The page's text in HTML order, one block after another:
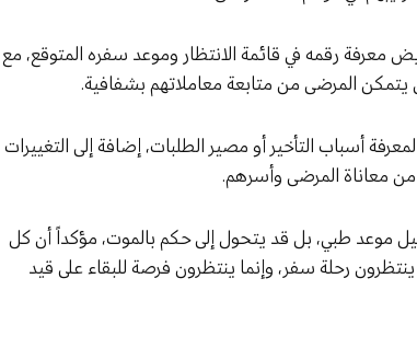
رقمه في قائمة الانتظار وموعد سفره المتوقع، مع
المرضى من متابعة معاملاتهم بشفافية.
أسباب التأخير أو مصير الطلبات، إضافة إلى التغييرات
من معاناة المرضى وأسرهم.
موعد طبي، بل قد يتحول إلى حكم بالموت، مؤكداً أن كل
رحلة سفر، وإنما ينتظرون فرصة للبقاء على قيد